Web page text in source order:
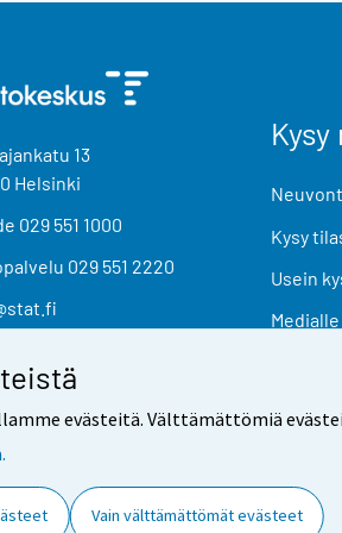
evästeitä. Välttämättömiä
Vain välttämättömät evästeet
13
Helsinki
029 551 1000
029 551 2220
Kysy
Usein
Medialle
Yhteystiedot Palaute